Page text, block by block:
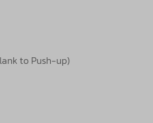
to Push-up)